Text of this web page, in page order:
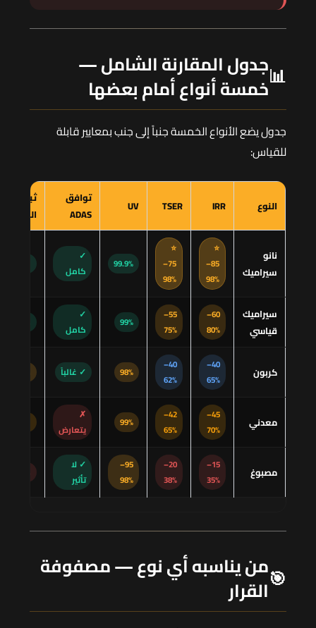
📊جدول المقارنة الشامل —
خمسة أنواع أمام بعضها
جدول يضع الأنواع الخمسة جنباً إلى جنب بمعايير قابلة
للقياس:
النوع IRR
TSER
UV
توافق
ADAS
ثبات
اللون
نانو
سيراميك
⭐
85–
98%
⭐
75–
98%
99.9%
✓
كامل
سيراميك
قياسي
60–
80%
55–
75%
99%
✓
كامل
كربون
40–
65%
40–
62%
98% ✓ غالباً
معدني
45–
70%
42–
65%
99%
✗
يتعارض
مصبوغ
15–
35%
20–
38%
95–
98%
✓ لا
تأثير
🎯من يناسبه أي نوع — مصفوفة
القرار